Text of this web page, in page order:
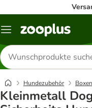
Menü
Produkte
suchen
Hundezubehör
Kleinmetall